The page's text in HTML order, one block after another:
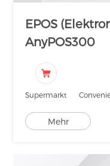
EPOS
AnyPOS300
Supermarkt
Mehr